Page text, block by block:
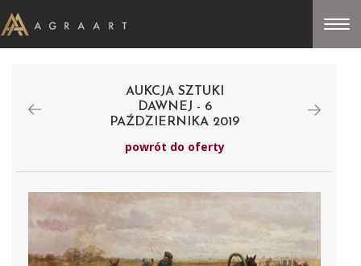
AUKCJA SZTUKI
DAWNEJ - 6
PAŹDZIERNIKA 2019
powrót do oferty